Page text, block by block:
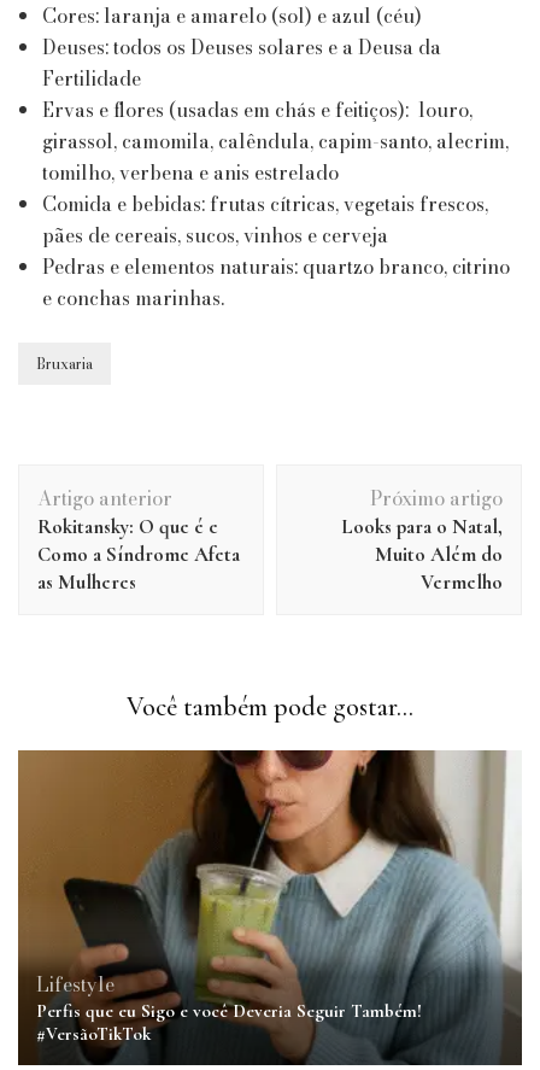
Cores: laranja e amarelo (sol) e azul (céu)
Deuses: todos os Deuses solares e a Deusa da
Fertilidade
Ervas e flores (usadas em chás e feitiços): louro,
girassol, camomila, calêndula, capim-santo, alecrim,
tomilho, verbena e anis estrelado
Comida e bebidas: frutas cítricas, vegetais frescos,
pães de cereais, sucos, vinhos e cerveja
Pedras e elementos naturais: quartzo branco, citrino
e conchas marinhas.
Bruxaria
de
post
Artigo anterior
Rokitansky: O que é e
Como a Síndrome Afeta
as Mulheres
Próximo artigo
Looks para o Natal,
Muito Além do
Vermelho
Você também pode gostar...
Lifestyle
Perfis que eu Sigo e você Deveria Seguir Também!
#VersãoTikTok